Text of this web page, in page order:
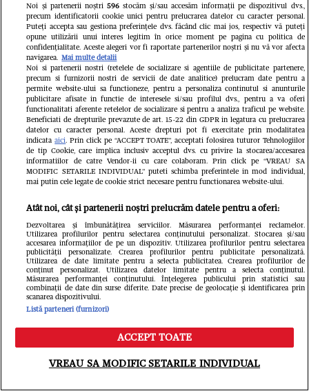
Din aceeași categorie
Meniu Caută
Noi și partenerii noștri 596stocăm și/sau accesăm informații pe dispozitivul dvs.,
precum identificatorii cookie unici pentru prelucrarea datelor cu caracter personal.
Puteți accepta sau gestiona preferințele dvs. făcând clic mai jos, respectiv vă puteți
opune utilizării unui interes legitim în orice moment pe pagina cu politica de
confidențialitate. Aceste alegeri vor fi raportate partenerilor noștri și nu vă vor afecta
navigarea. Mai multe detalii
Noi si partenerii nostri (retelele de socializare si agentiile de publicitate partenere,
precum si furnizorii nostri de servicii de date analitice) prelucram date pentru a
permite website-ului sa functioneze, pentru a personaliza continutul si anunturile
publicitare afisate in functie de interesele si/sau profilul dvs., pentru a va oferi
functionalitati aferente retelelor de socializare si pentru a analiza traficul pe website.
Beneficiati de drepturile prevazute de art. 15-22 din GDPR in legatura cu prelucrarea
datelor cu caracter personal. Aceste drepturi pot fi exercitate prin modalitatea
indicataaici. Prin click pe “ACCEPT TOATE”, acceptati folosirea tuturor Tehnologiilor
de tip Cookie, care implica inclusiv acceptul dvs. cu privire la stocarea/accesarea
informatiilor de catre Vendor-ii cu care colaboram. Prin click pe “VREAU SA
MODIFIC SETARILE INDIVIDUAL” puteti schimba preferintele in mod individual,
mai putin cele legate de cookie strict necesare pentru functionarea website-ului.
Atât noi, cât și partenerii noștri prelucrăm datele pentru a oferi:
Dezvoltarea și îmbunătățirea serviciilor. Măsurarea performanței reclamelor.
Utilizarea profilurilor pentru selectarea conținutului personalizat. Stocarea și/sau
accesarea informațiilor de pe un dispozitiv. Utilizarea profilurilor pentru selectarea
publicității personalizate. Crearea profilurilor pentru publicitate personalizată.
Utilizarea de date limitate pentru a selecta publicitatea. Crearea profilurilor de
conținut personalizat. Utilizarea datelor limitate pentru a selecta conținutul.
Măsurarea performanței conținutului. Înțelegerea publicului prin statistici sau
combinații de date din surse diferite. Date precise de geolocație și identificarea prin
scanarea dispozitivului.
Listă parteneri (furnizori)
ACCEPT TOATE
VREAU SA MODIFIC SETARILE INDIVIDUAL